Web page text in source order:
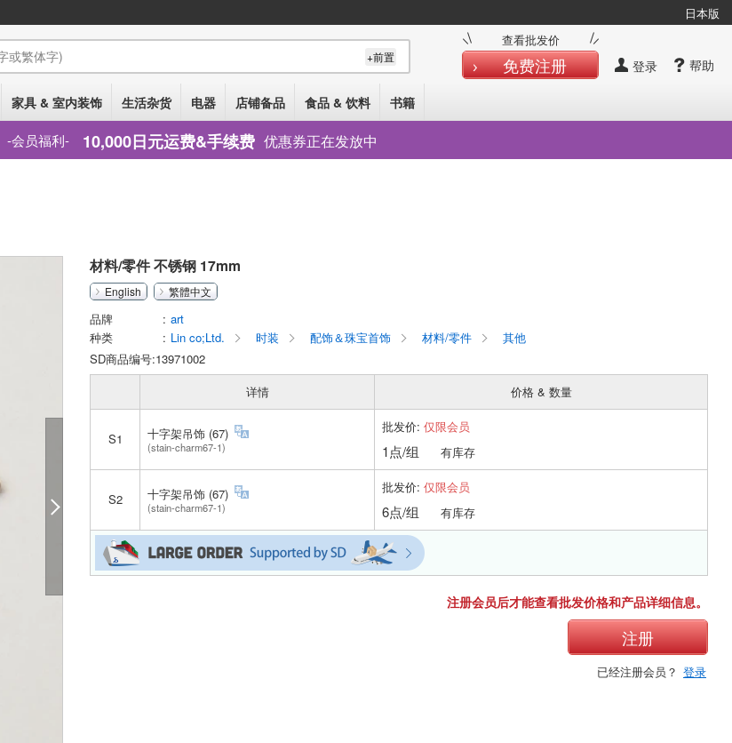
日本版
帮助
登录
查看批发价
免费注册
或繁体字) +前置
家具 & 室内装饰 生活杂货 电器 店铺备品 食品 & 饮料 书籍
会员福利 10,000日元运费&手续费 优惠券正在发放中
材料/零件 不锈钢 17mm
English 繁體中文
品牌
art
种类
Lin co;Ltd. 时装 配饰＆珠宝首饰 材料/零件
其他
SD商品编号:13971002
详情
价格 & 数量
S1 十字架吊饰 (67)
(stain-charm67-1)
批发价: 仅限会员
1点/组 有库存
S2 十字架吊饰 (67)
(stain-charm67-1)
批发价: 仅限会员
6点/组 有库存
注册会员后才能查看批发价格和产品详细信息。
注册
已经注册会员？ 登录